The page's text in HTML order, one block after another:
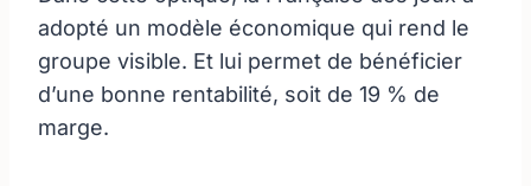
adopté un modèle économique qui rend le
groupe visible. Et lui permet de bénéficier
d’une bonne rentabilité, soit de 19 % de
marge.